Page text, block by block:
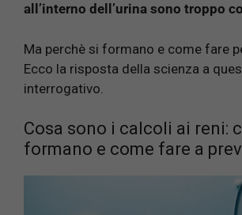
all’interno dell’urina sono troppo
Ma perchè si formano e come fare
Ecco la risposta della scienza a
interrogativo.
Cosa sono i calcoli ai reni:
formano e come fare a